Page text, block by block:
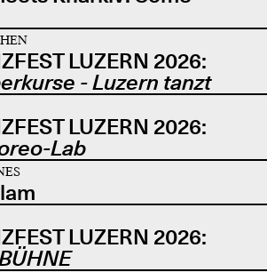
LUZERN 2026:
- Luzern tanzt
LUZERN 2026:
Lab
LUZERN 2026: